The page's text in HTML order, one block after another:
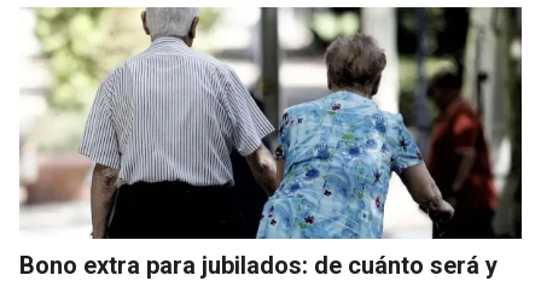
Bono extra para jubilados: de cuánto será y